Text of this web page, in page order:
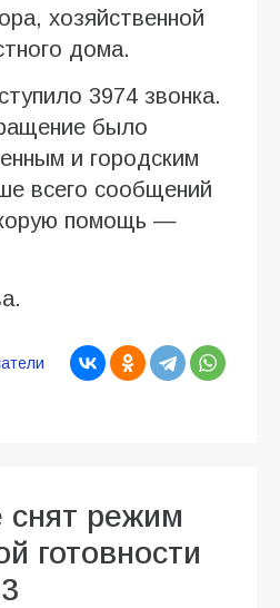
хозяйственной
дома.
3974 звонка.
было
и городским
всего сообщений
помощь —
снят режим
готовности